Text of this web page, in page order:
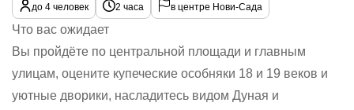
до 4 человек 2 часа в центре Нови-Сада
Что вас ожидает
Вы пройдёте по центральной площади и главным
улицам, оцените купеческие особняки 18 и 19 веков и
уютные дворики, насладитесь видом Дуная и